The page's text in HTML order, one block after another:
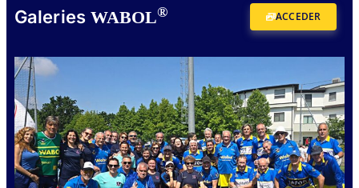
Galeries WABOL® ACCEDER